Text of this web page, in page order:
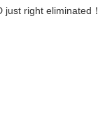
right eliminated！